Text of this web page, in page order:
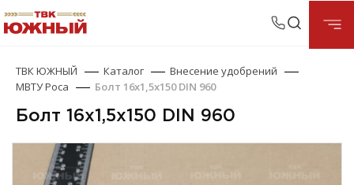
ТВК ЮЖНЫЙ Каталог
Внесение удобрений
МВТУ Роса
Болт 16х1,5х150 DIN 960
Болт 16х1,5х150 DIN 960